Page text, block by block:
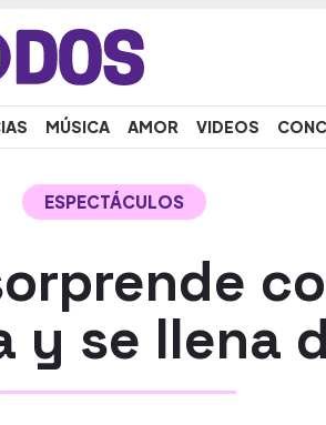
MÚSICA AMOR VIDEOS
ESPECTÁCULOS
y se llena